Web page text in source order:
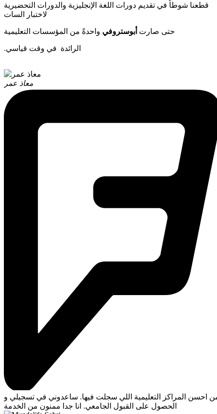
قطعنا شوطاً في تقديم دورات اللغة الإنجليزية والدورات التحضيرية
لاختبار السات
حتى صارت أبوستروفي واحدةً من المؤسسات التعليمية
.الرائدة في وقت قياسي
معاذ عمر
احسن المراكز التعليمية اللي سجلت فيها. ساعدوني في تسجيلي و
الحصول على القبول الجامعي. انا جدا ممنون من الخدمة